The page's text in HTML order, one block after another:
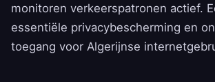
monitoren verkeerspatronen actief.
essentiële privacybescherming en
toegang voor Algerijnse